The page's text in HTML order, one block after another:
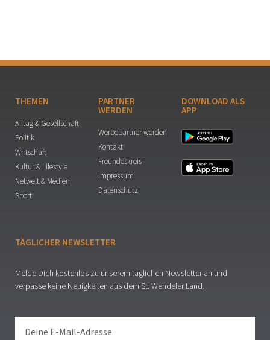
THEMEN
Alltag & Gesellschaft
Politik
Wirtschaft
Kultur & Lifestyle
Netwelt & Medien
Sport
PARTNER
WERDEN
Werbepartner werden
Kontakt
Freundeskreis
Impressum
Datenschutz
DOWNLOAD ALS
APP
TÄGLICHER NEWSLETTER
Melde Dich kostenlos zu unserem täglichen Newsletter an und
verpasse keine Neuigkeiten aus dem St. Wendeler Land.